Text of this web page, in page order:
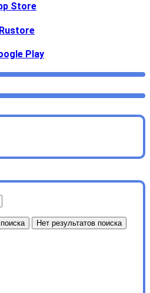
Store
Play
Нет результатов поиска